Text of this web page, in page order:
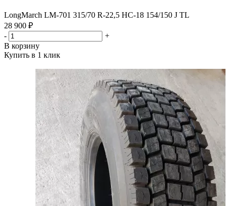
LongMarch LM-701 315/70 R-22,5 НС-18 154/150 J TL
28 900 ₽
-
+
В корзину
Купить в 1 клик